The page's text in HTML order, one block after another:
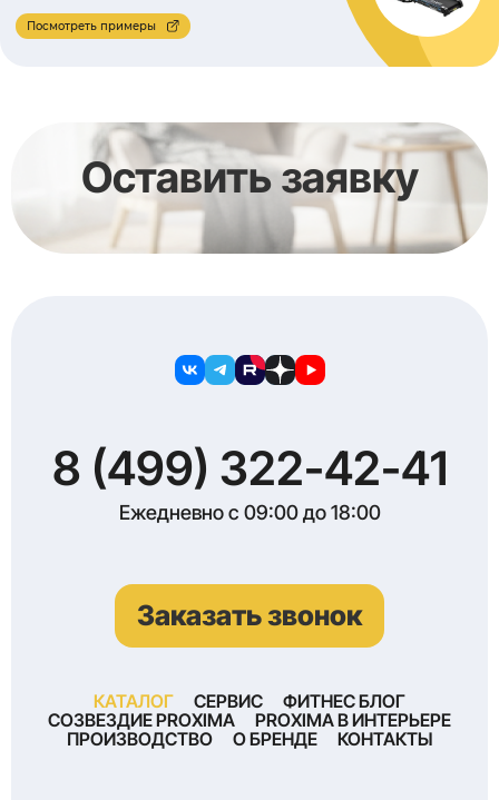
Посмотреть примеры
Оставить заявку
8 (499) 322-42-41
Ежедневно с 09:00 до 18:00
Заказать звонок
КАТАЛОГ СЕРВИС
ФИТНЕС БЛОГ
СОЗВЕЗДИЕ PROXIMA
PROXIMA В ИНТЕРЬЕРЕ
ПРОИЗВОДСТВО
О БРЕНДЕ КОНТАКТЫ